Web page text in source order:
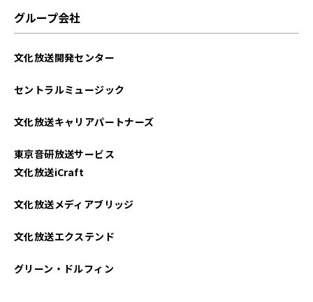
2024年05月
2023年02月
2022年10月
2021年11月
グループ会社
文化放送開発センター
セントラルミュージック
文化放送キャリアパートナーズ
東京音研放送サービス
文化放送iCraft
文化放送メディアブリッジ
文化放送エクステンド
グリーン・ドルフィン